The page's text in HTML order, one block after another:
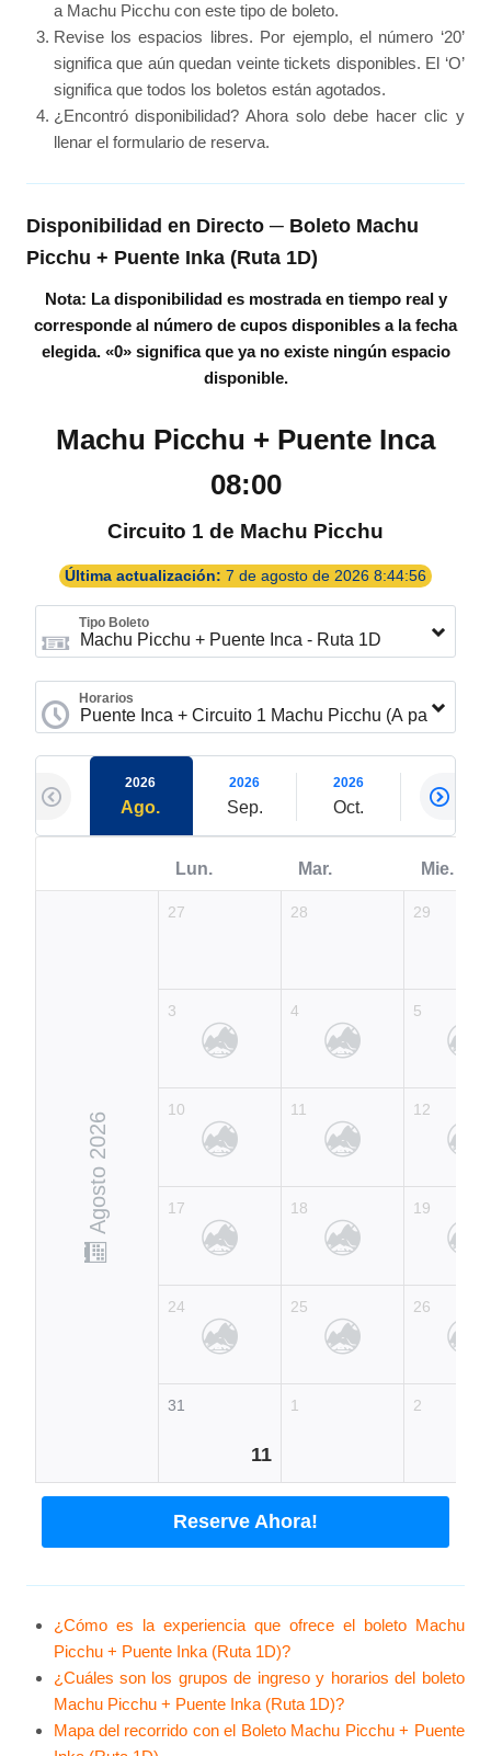
a Machu Picchu con este tipo de boleto.
Revise los espacios libres. Por ejemplo, el número ‘20’
significa que aún quedan veinte tickets disponibles. El ‘O’
significa que todos los boletos están agotados.
¿Encontró disponibilidad? Ahora solo debe hacer clic y
llenar el formulario de reserva.
Disponibilidad en Directo ─ Boleto Machu
Picchu + Puente Inka (Ruta 1D)
Nota: La disponibilidad es mostrada en tiempo real y
corresponde al número de cupos disponibles a la fecha
elegida. «0»significa que ya no existe ningún espacio
disponible.
Machu Picchu + Puente Inca
08:00
Circuito 1 de Machu Picchu
Última actualización: 7 de agosto de 2026 8:44:56
Tipo Boleto
Horarios
2026
Ago.
2026
Sep.
2026
Oct. Nov.
Agosto 2026
Lun.
27
3
10
17
24
31
11
Mar.
28
4
11
18
25
1
Mie.
29
5
12
19
26
2
Reserve Ahora!
¿Cómo es la experiencia que ofrece el boleto Machu
Picchu + Puente Inka (Ruta 1D)?
¿Cuáles son los grupos de ingreso y horarios del boleto
Machu Picchu + Puente Inka (Ruta 1D)?
Mapa del recorrido con el Boleto Machu Picchu + Puente